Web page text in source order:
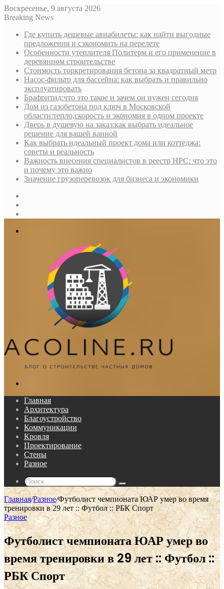
Воскресенье, 9 августа 2026
Breaking News
Где купить дешевые авиабилеты: как найти выгодные
предложения и сэкономить на перелете
Особенности утеплителя Политерм и его применение в
деревянном строительстве
Стоимость торкретирования бетона за квадратный метр
Насос-фильтр для бассейна: как выбрать и правильно
эксплуатировать
Брафритид:что это такое и зачем он нужен сегодня
Дом из газобетона под ключ в Московской
области:тепло,скорость и экономия в одном проекте
Дверь в душевую на заказ:как выбрать идеальное
решение для вашей ванной
Как выбрать идеальный проект дома или коттеджа:
советы и реальность
Важность внесения специалистов в реестр НРС: что это
и почему это важно
Значение грузоперевозок для бизнеса и экономики
Главная
Архитектура
Благоустройство
Коммуникации
Кровля
Проектирование
Стены
Разное
Поиск...
Главная/Разное/Футболист чемпионата ЮАР умер во время
тренировки в 29 лет :: Футбол :: РБК Спорт
Разное
Футболист чемпионата ЮАР умер во
время тренировки в 29 лет :: Футбол ::
РБК Спорт